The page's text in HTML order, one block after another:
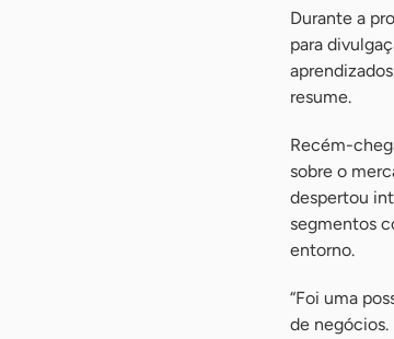
Durante a
para
resume.
Recém-
sobre o
despertou
segmentos
entorno.
“Foi uma
de